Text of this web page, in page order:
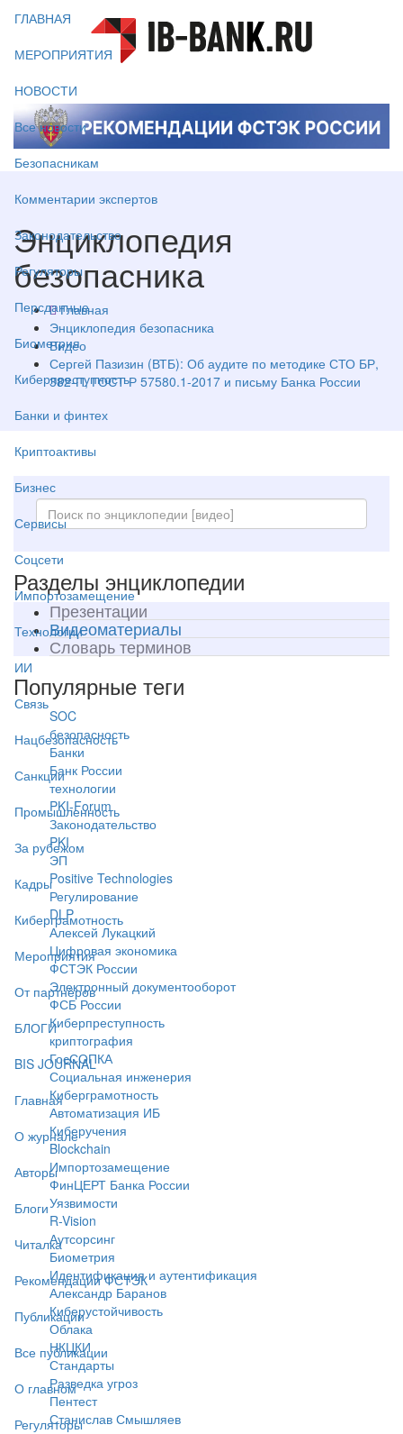
ГЛАВНАЯ
МЕРОПРИЯТИЯ
НОВОСТИ
Все новости
Безопасникам
Комментарии экспертов
Законодательство
Регуляторы
Персданные
Биометрия
Киберпреступность
Банки и финтех
Криптоактивы
Бизнес
Сервисы
Соцсети
Импортозамещение
Технологии
ИИ
Связь
Нацбезопасность
Санкции
Промышленность
За рубежом
Кадры
Киберграмотность
Мероприятия
От партнёров
БЛОГИ
BIS JOURNAL
Главная
О журнале
Авторы
Блоги
Читалка
Рекомендации ФСТЭК
Публикации
Все публикации
О главном
Регуляторы
Энциклопедия
безопасника
Главная
Энциклопедия безопасника
Видео
Сергей Пазизин (ВТБ): Об аудите по методике СТО БР,
382-П, ГОСТ Р 57580.1-2017 и письму Банка России
Разделы энциклопедии
Презентации
Видеоматериалы
Словарь терминов
Популярные теги
SOC
безопасность
Банки
Банк России
технологии
PKI-Forum
Законодательство
PKI
ЭП
Positive Technologies
Регулирование
DLP
Алексей Лукацкий
Цифровая экономика
ФСТЭК России
Электронный документооборот
ФСБ России
Киберпреступность
криптография
ГосСОПКА
Социальная инженерия
Киберграмотность
Автоматизация ИБ
Киберучения
Blockchain
Импортозамещение
ФинЦЕРТ Банка России
Уязвимости
R-Vision
Аутсорсинг
Биометрия
Идентификация и аутентификация
Александр Баранов
Киберустойчивость
Облака
НКЦКИ
Стандарты
Разведка угроз
Пентест
Станислав Смышляев